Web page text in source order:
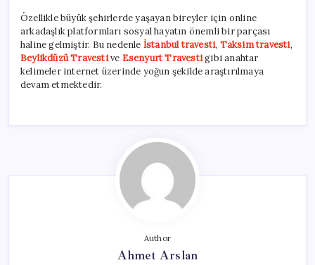
Özellikle büyük şehirlerde yaşayan bireyler için online
arkadaşlık platformları sosyal hayatın önemli bir parçası
haline gelmiştir. Bu nedenle İstanbul travesti, Taksim travesti,
Beylikdüzü Travestive Esenyurt Travestigibi anahtar
kelimeler internet üzerinde yoğun şekilde araştırılmaya
devam etmektedir.
Author
Ahmet Arslan